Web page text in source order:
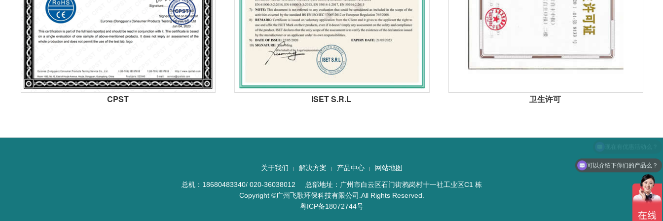
CPST ISET S.R.L 卫生许可
关于我们 | 解决方案 | 产品中心 | 网站地图
总机：18680483340/ 020-36038012 总部地址：广州市白云区石门街鸦岗村十一社工业区C1 栋
Copyright ©广州飞歌环保科技有限公司.All Rights Reserved.
粤ICP备18072744号
可以介绍下你们的产品么？